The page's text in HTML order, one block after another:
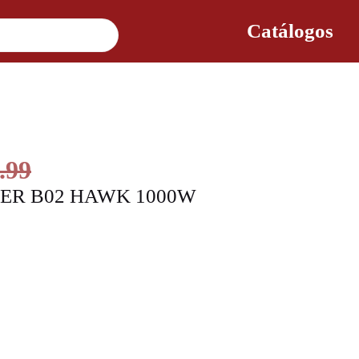
Catálogos
B02 HAWK 1000W